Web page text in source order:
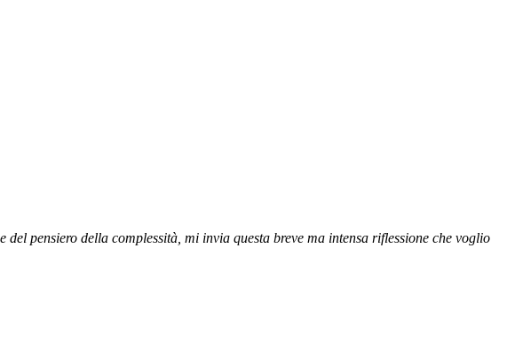
pensiero della complessità, mi invia questa breve ma intensa riflessione che voglio